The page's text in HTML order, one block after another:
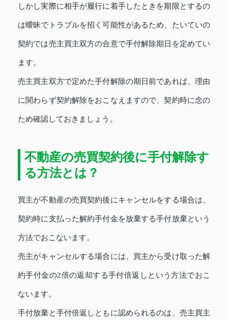
しかし実際に相手が履行に着手したときを期限とするの
は曖昧でトラブルを招く可能性があるため、たいていの
契約では売主買主双方の合意で手付解除期日を定めてい
ます。
売主買主双方で定めた手付解除の期日前であれば、理由
に関わらず契約解除をおこなえますので、契約時に念の
ため確認しておきましょう。
不動産の売買契約後に手付解除す
る方法とは？
買主が不動産の売買契約後にキャンセルをする場合は、
契約時に支払った解約手付金を放棄する手付放棄という
方法でおこないます。
売主がキャンセルする場合には、買主から受け取った解
約手付金の2倍の返却する手付倍返しという方法でおこ
ないます。
手付放棄と手付倍返しともに認められるのは、売主買主